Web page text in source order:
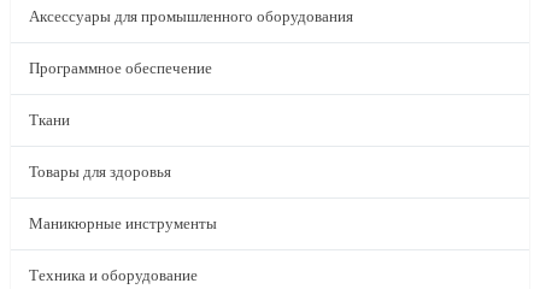
Аксессуары для промышленного оборудования
Программное обеспечение
Ткани
Товары для здоровья
Маникюрные инструменты
Техника и оборудование